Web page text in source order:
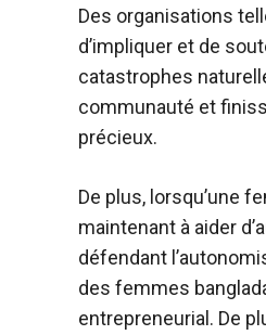
Des organisations
d’impliquer et de
catastrophes
communauté et
précieux.
De plus, lorsqu’une
maintenant à aider
défendant
des femmes
entrepreneurial. De